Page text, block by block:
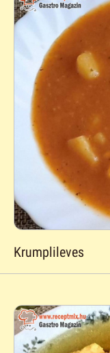
Krumplileves